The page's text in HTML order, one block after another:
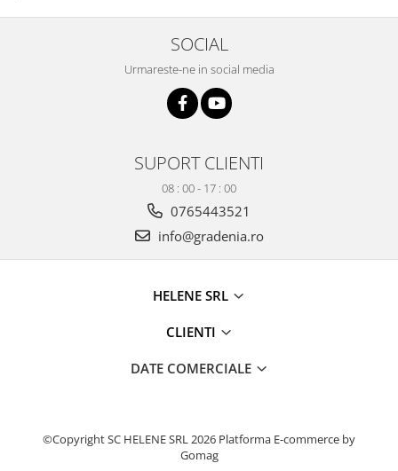
SOCIAL
Urmareste-ne in social media
SUPORT CLIENTI
08 : 00 - 17 : 00
0765443521
info@gradenia.ro
HELENE SRL
CLIENTI
DATE COMERCIALE
©Copyright SC HELENE SRL 2026 Platforma E-commerce by
Gomag